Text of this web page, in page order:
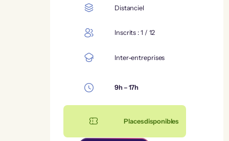
Distanciel
Inscrits : 1 / 12
Inter-entreprises
9h – 17h
Places disponibles